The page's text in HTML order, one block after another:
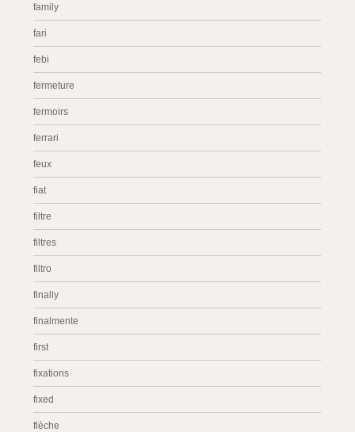
family
fari
febi
fermeture
fermoirs
ferrari
feux
fiat
filtre
filtres
filtro
finally
finalmente
first
fixations
fixed
flèche